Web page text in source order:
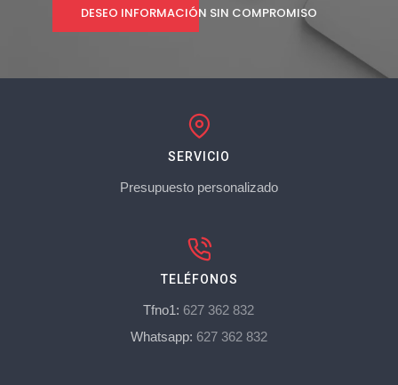
DESEO INFORMACIÓN SIN COMPROMISO
SERVICIO
Presupuesto personalizado
TELÉFONOS
Tfno1: 627 362 832
Whatsapp: 627 362 832